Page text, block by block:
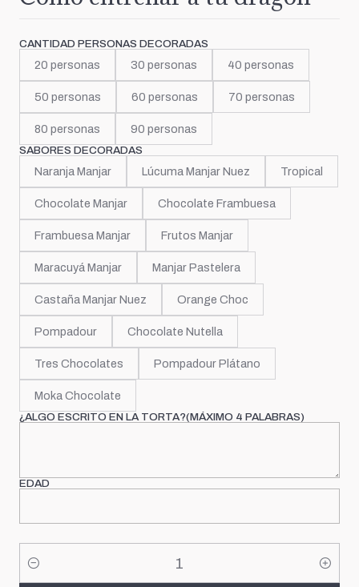
CANTIDAD PERSONAS DECORADAS
20 personas 30 personas 40 personas
50 personas 60 personas 70 personas
80 personas 90 personas
SABORES DECORADAS
Naranja Manjar Lúcuma Manjar Nuez Tropical
Chocolate Manjar Chocolate Frambuesa
Frambuesa Manjar Frutos Manjar
Maracuyá Manjar Manjar Pastelera
Castaña Manjar Nuez Orange Choc
Pompadour Chocolate Nutella
Tres Chocolates Pompadour Plátano
Moka Chocolate
¿ALGO ESCRITO EN LA TORTA?(MÁXIMO 4 PALABRAS)
EDAD
Cantidad